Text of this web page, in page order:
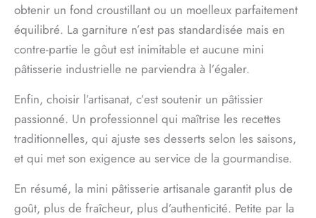
obtenir un fond croustillant ou un moelleux parfaitement
équilibré. La garniture n’est pas standardisée mais en
contre-partie le gôut est inimitable et aucune mini
pâtisserie industrielle ne parviendra à l’égaler.
Enfin, choisir l’artisanat, c’est soutenir un pâtissier
passionné. Un professionnel qui maîtrise les recettes
traditionnelles, qui ajuste ses desserts selon les saisons,
et qui met son exigence au service de la gourmandise.
En résumé, la mini pâtisserie artisanale garantit plus de
goût, plus de fraîcheur, plus d’authenticité. Petite par la